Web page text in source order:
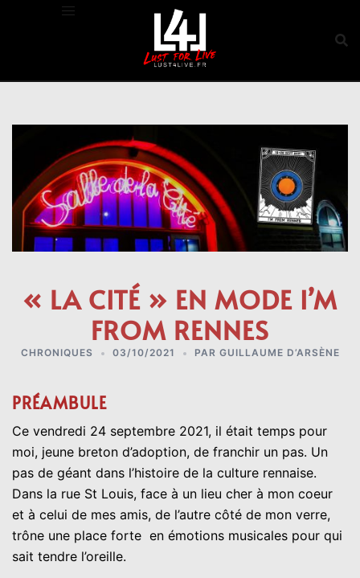
« LA CITÉ » EN MODE I’M
FROM RENNES
CHRONIQUES 03/10/2021 PAR GUILLAUME D’ARSÈNE
PRÉAMBULE
Ce vendredi 24 septembre 2021, il était temps pour
moi, jeune breton d’adoption, de franchir un pas. Un
pas de géant dans l’histoire de la culture rennaise.
Dans la rue St Louis, face à un lieu cher à mon coeur
et à celui de mes amis, de l’autre côté de mon verre,
trône une place forte en émotions musicales pour qui
sait tendre l’oreille.